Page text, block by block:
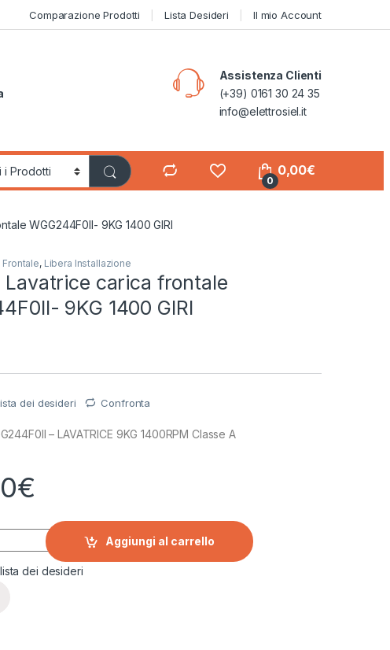
Comparazione Prodotti Lista Desideri Il mio Account
Assistenza Clienti
(+39) 0161 30 24 35
info@elettrosiel.it
0
0,00€
WGG244F0II- 9KG 1400 GIRI
Frontale, Libera Installazione
Lavatrice carica frontale
9KG 1400 GIRI
dei desideri Confronta
– LAVATRICE 9KG 1400RPM Classe A
€
carica frontale WGG244F0II- 9KG 1400 GIRI quantity
Aggiungi al carrello
dei desideri